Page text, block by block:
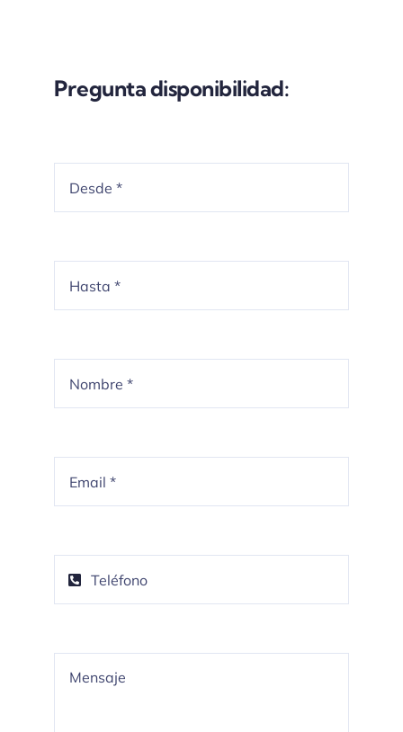
Pregunta disponibilidad: